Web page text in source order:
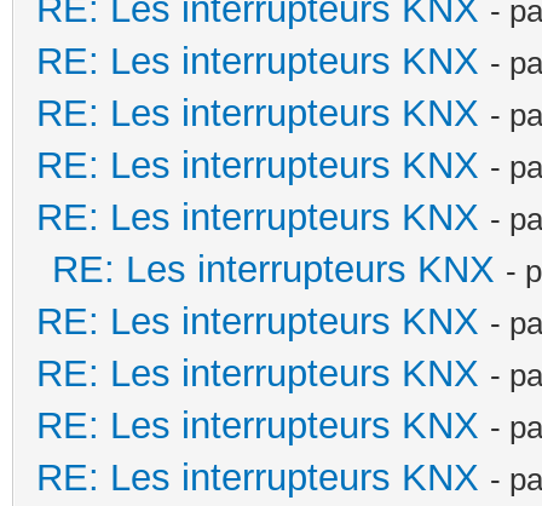
RE: Les interrupteurs KNX -
RE: Les interrupteurs KNX -
RE: Les interrupteurs KNX -
RE: Les interrupteurs KNX -
RE: Les interrupteurs KNX -
RE: Les interrupteurs KNX -
RE: Les interrupteurs KNX -
RE: Les interrupteurs KNX -
RE: Les interrupteurs KNX -
RE: Les interrupteurs KNX -